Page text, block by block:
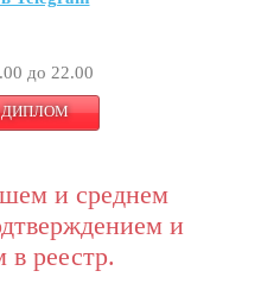
до 22.00
ДИПЛОМ
и среднем
и
в реестр.